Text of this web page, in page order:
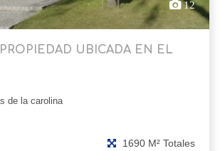
12
UBICADA EN EL
de la carolina
1690 M² Totales